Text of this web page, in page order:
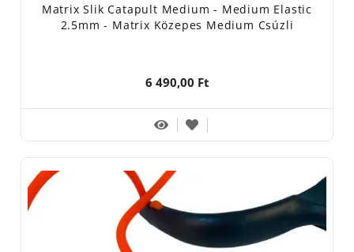
Matrix Slik Catapult Medium - Medium Elastic
2.5mm - Matrix Közepes Medium Csúzli
6 490,00 Ft